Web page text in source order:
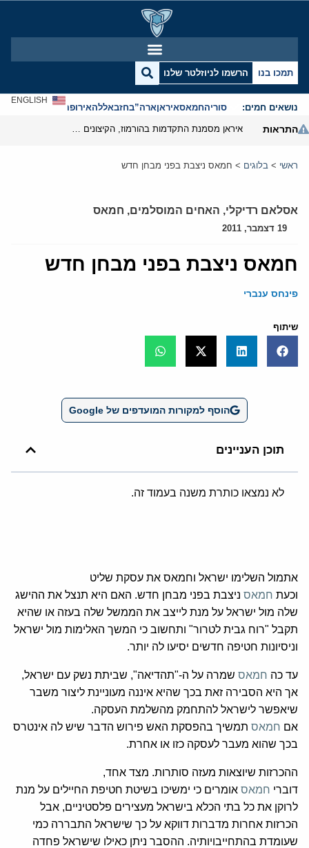
תמכו בנו הרשמו לניוזלטר שלנו
נושאים חמים: סוריהחמאסאיראןארה”בחזבאללהאירופהאנטישמיות
ENGLISH
התראות
ראשי > בלוגים > חמאס ניצבת בפני מבחן חדש
אסלאם רדיקלי, האחים המוסלמים, חמאס
19 דצמבר, 2011
חמאס ניצבת בפני מבחן חדש
פינחס ענברי
שיתוף
הוסף למקורות המועדפים של Google
תוכן העניינים
לא נמצאו כותרת משנה בעמוד זה.
אתמול השלימו ישראל וחמאס את עסקת שליט
וכעת חמאס ניצבת בפני מבחן חדש. האם היא תנצל את ההישג
שלה מול ישראל על מנת לייצב את הממשל שלה בעזה או שהיא
תקבל "רוח גבית לטרור" ותחשוב כי המשך האלימות מול ישראל
וניסיונות חטיפה חדשים יסיעו לה יותר.
עד כה חמאס שמרה על ה-"תהדיאה", שביתת נשק עם ישראל,
אך היא הסבירה זאת בכך שהיא איננה מעוניינת ליצור משבר
שיאפשר לישראל להתחמק מהשלמת העסקה.
אם חמאס תמשיך בהפסקת האש פירוש הדבר שיש לה אינטרס
בכך שהוא מעבר לעסקה כזו או אחרת.
ההכרזות שיוצאות מעזה סותרות. מצד אחד,
דוברי חמאס אומרים כי ימשיכו בשיטת חטיפת החיילים על מנת
לרוקן את כל בתי הכלא בישראל מעצירים פלסטיניים, אבל
הכרזות אחרות מדברות דווקא על כך שישראל התבררה כמי
שעומדת בהתחייבויותיה. ההסבר ניתן כאילו שישראל פחדה